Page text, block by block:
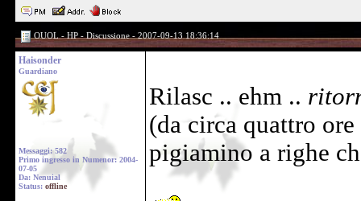
OUOL - HP - Discussione - 2007-09-13 18:36:14
Haisonder
Guardiano
Messaggi: 582
Primo ingresso in Numenor: 2004-
07-05
Da: Nenuial
Status: offline
Rilasc .. ehm ..
(da circa quattro
pigiamino a righe